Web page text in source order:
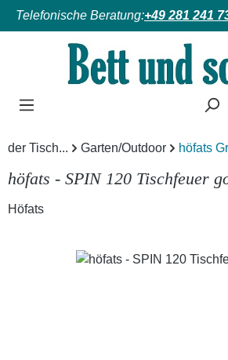
Zum Hauptinhalt springen
Telefonische Beratung:+49 281 241
der Tisch... Garten/Outdoor höfats
höfats - SPIN 120 Tischfeuer
Höfats
Bildergalerie überspringen